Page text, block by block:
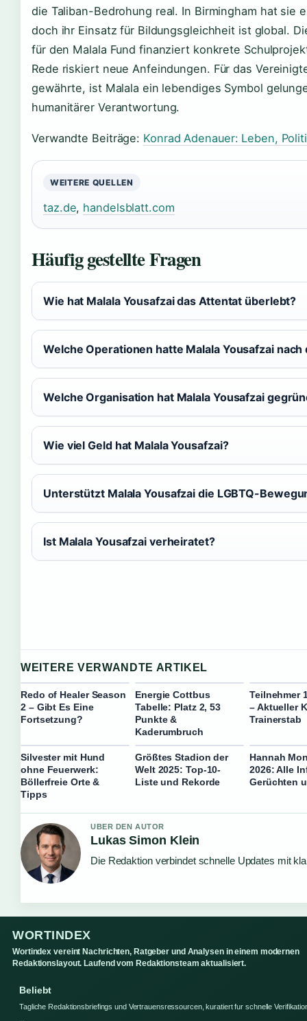
die Taliban-Bedrohung real. In Birmingham hat sie
doch ihr Einsatz für Bildungsgleichheit ist global.
für den Malala Fund finanziert konkrete
Rede riskiert neue Anfeindungen. Für das
gewährte, ist Malala ein lebendiges Symbol
humanitärer Verantwortung.
Verwandte Beiträge: Konrad Adenauer: Leben,
WEITERE QUELLEN
taz.de, handelsblatt.com
Häufig gestellte Fragen
Wie hat Malala Yousafzai das Attentat überlebt?
Welche Operationen hatte Malala Yousafzai
Welche Organisation hat Malala Yousafzai
Wie viel Geld hat Malala Yousafzai?
Unterstützt Malala Yousafzai die LGBTQ-
Ist Malala Yousafzai verheiratet?
WEITERE VERWANDTE ARTIKEL
Redo of Healer Season
2 – Gibt Es Eine
Fortsetzung?
Energie Cottbus
Tabelle: Platz 2, 53
Punkte &
Kaderumbruch
Teilnehmer
– Aktueller
Trainerstab
Silvester mit Hund
ohne Feuerwerk:
Böllerfreie Orte &
Tipps
Größtes Stadion der
Welt 2025: Top-10-
Liste und Rekorde
Hannah
2026: Alle
Gerüchten
UBER DEN AUTOR
Lukas Simon Klein
Die Redaktion verbindet schnelle Updates mit
WORTINDEX
Wortindex vereint Nachrichten, Ratgeber und Analysen in einem modernen
Redaktionslayout. Laufend vom Redaktionsteam aktualisiert.
Beliebt
Tagliche Redaktionsbriefings und Vertrauensressourcen, kuratiert fur schnelle